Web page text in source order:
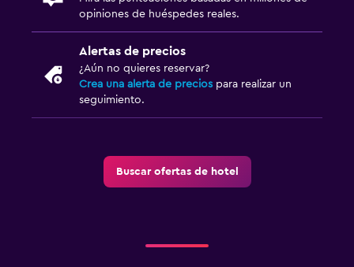
opiniones de huéspedes reales.
Alertas de precios
¿Aún no quieres reservar?
Crea una alerta de precios para realizar un
seguimiento.
Buscar ofertas de hotel